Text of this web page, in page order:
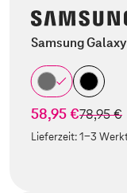
Samsung
58,95 €statt
78,95 €
Lieferzeit:1-3